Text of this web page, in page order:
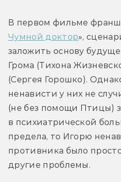
В первом фильме
Чумной доктор»,
заложить основу
Грома (Тихона
(Сергея Горошко).
ненависти у них не
(не без помощи Птицы)
в психиатрической
предела, то Игорю
противника было
другие проблемы.